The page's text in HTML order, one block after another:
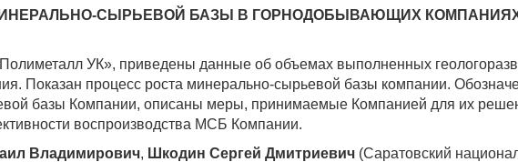
СЫРЬЕВОЙ БАЗЫ В ГОРНОДОБЫВАЮЩИХ
УК», приведены данные об объемах выполненных
Показан процесс роста минерально-сырьевой базы компании.
базы Компании, описаны меры, принимаемые Компанией для их
воспроизводства МСБ Компании.
Владимирович, Шкодин Сергей Дмитриевич (Саратовский